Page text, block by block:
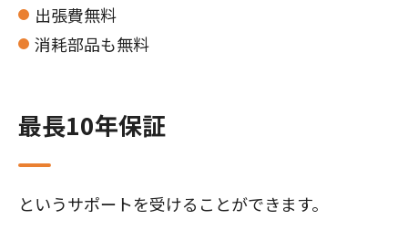
出張費無料
消耗部品も無料
最長10年保証
というサポートを受けることができます。